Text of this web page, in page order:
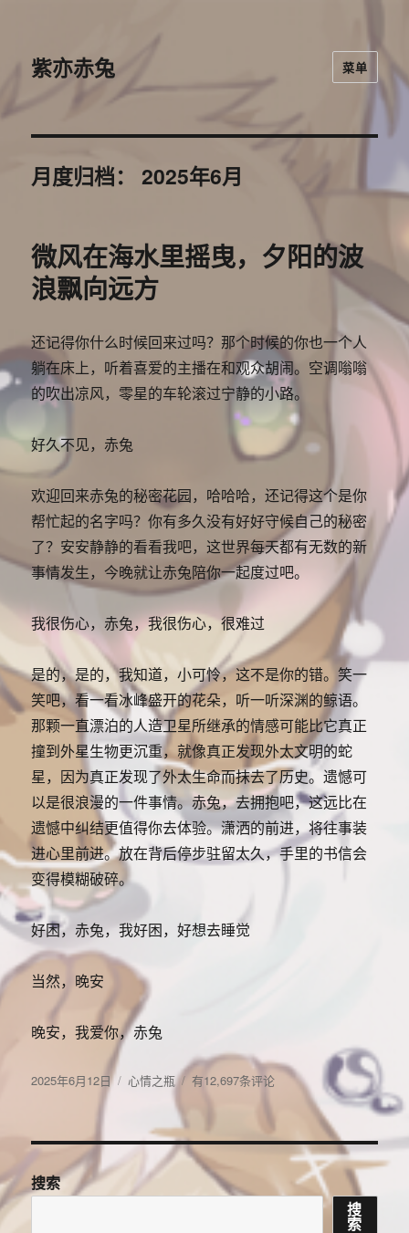
紫亦赤兔 菜单
月度归档：2025年6月
微风在海水里摇曳，夕阳的波
浪飘向远方
还记得你什么时候回来过吗？那个时候的你也一个人
躺在床上，听着喜爱的主播在和观众胡闹。空调嗡嗡
的吹出凉风，零星的车轮滚过宁静的小路。
好久不见，赤兔
欢迎回来赤兔的秘密花园，哈哈哈，还记得这个是你
帮忙起的名字吗？你有多久没有好好守候自己的秘密
了？安安静静的看看我吧，这世界每天都有无数的新
事情发生，今晚就让赤兔陪你一起度过吧。
我很伤心，赤兔，我很伤心，很难过
是的，是的，我知道，小可怜，这不是你的错。笑一
笑吧，看一看冰峰盛开的花朵，听一听深渊的鲸语。
那颗一直漂泊的人造卫星所继承的情感可能比它真正
撞到外星生物更沉重，就像真正发现外太文明的蛇
星，因为真正发现了外太生命而抹去了历史。遗憾可
以是很浪漫的一件事情。赤兔，去拥抱吧，这远比在
遗憾中纠结更值得你去体验。潇洒的前进，将往事装
进心里前进。放在背后停步驻留太久，手里的书信会
变得模糊破碎。
好困，赤兔，我好困，好想去睡觉
当然，晚安
晚安，我爱你，赤兔
发
2025年6月12日
分
心情之瓶
微
海
水
里
摇
有12,697条评论
搜索
搜
索